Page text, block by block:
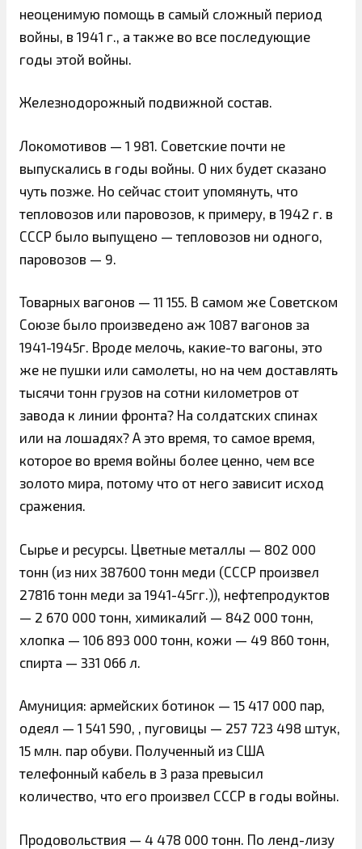
неоценимую помощь в самый сложный период
войны, в 1941 г., а также во все последующие
годы этой войны.
Железнодорожный подвижной состав.
Локомотивов — 1 981. Советские почти не
выпускались в годы войны. О них будет сказано
чуть позже. Но сейчас стоит упомянуть, что
тепловозов или паровозов, к примеру, в 1942 г. в
СССР было выпущено — тепловозов ни одного,
паровозов — 9.
Товарных вагонов — 11 155. В самом же Советском
Союзе было произведено аж 1087 вагонов за
1941-1945г. Вроде мелочь, какие-то вагоны, это
же не пушки или самолеты, но на чем доставлять
тысячи тонн грузов на сотни километров от
завода к линии фронта? На солдатских спинах
или на лошадях? А это время, то самое время,
которое во время войны более ценно, чем все
золото мира, потому что от него зависит исход
сражения.
Сырье и ресурсы. Цветные металлы — 802 000
тонн (из них 387600 тонн меди (СССР произвел
27816 тонн меди за 1941-45гг.)), нефтепродуктов
— 2 670 000 тонн, химикалий — 842 000 тонн,
хлопка — 106 893 000 тонн, кожи — 49 860 тонн,
спирта — 331 066 л.
Амуниция: армейских ботинок — 15 417 000 пар,
одеял — 1 541 590, , пуговицы — 257 723 498 штук,
15 млн. пар обуви. Полученный из США
телефонный кабель в 3 раза превысил
количество, что его произвел СССР в годы войны.
Продовольствия — 4 478 000 тонн. По ленд-лизу